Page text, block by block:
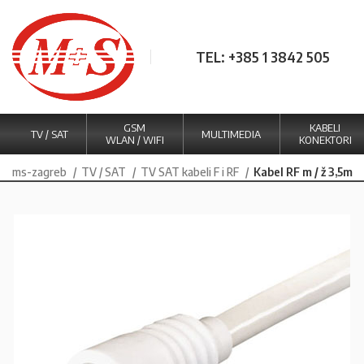
TEL: +385 1 3842 505
TV / SAT
GSM
WLAN / WIFI
MULTIMEDIA
KABELI
KONEKTORI
ms-zagreb TV / SAT TV SAT kabeli F i RF Kabel RF m / ž 3,5m